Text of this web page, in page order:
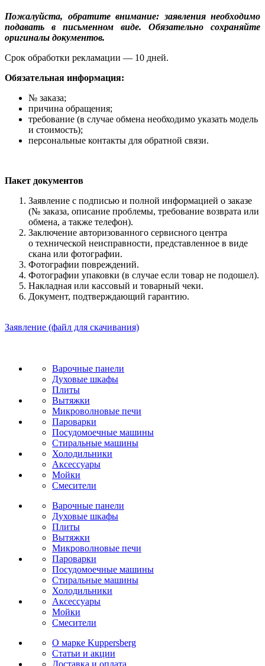
Пожалуйста, обратите внимание: заявления необходимо
подавать в письменном виде. Обязательно сохраняйте
оригиналы документов.
Срок обработки рекламации — 10 дней.
Обязательная информация:
№ заказа;
причина обращения;
требование (в случае обмена необходимо указать модель
и стоимость);
персональные контакты для обратной связи.
Пакет документов
Заявление с подписью и полной информацией о заказе
(№ заказа, описание проблемы, требование возврата или
обмена, а также телефон).
Заключение авторизованного сервисного центра
о технической неисправности, представленное в виде
скана или фотографии.
Фотографии повреждений.
Фотографии упаковки (в случае если товар не подошел).
Накладная или кассовый и товарный чеки.
Документ, подтверждающий гарантию.
Заявление (файл для скачивания)
Варочные панели
Духовые шкафы
Плиты
Вытяжки
Микроволновые печи
Пароварки
Посудомоечные машины
Стиральные машины
Холодильники
Аксессуары
Мойки
Cмесители
Варочные панели
Духовые шкафы
Плиты
Вытяжки
Микроволновые печи
Пароварки
Посудомоечные машины
Стиральные машины
Холодильники
Аксессуары
Мойки
Cмесители
О марке Kuppersberg
Статьи и акции